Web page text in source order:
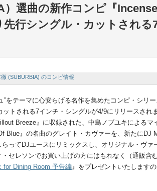
）選曲の新作コンピ『
行シングル・カットされる
(SUBURBIA) のコンピ情報
”をテーマに心安らげる名作を集めたコンピ・シリ
トされる7インチ・シングルが4/9にリリースされ
Breeze』に収録された、中島ノブユキによるマ
Blue』の名曲のグレイト・カヴァーを、新たにDJ
ってDJユースにリミックスし、オリジナル・ヴァ
セレソンでお買い上げの方にはもれなく（通販含
for Dining Room 予告編』をプレゼントいたします